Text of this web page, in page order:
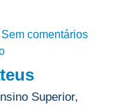
Sem comentários
Superior,